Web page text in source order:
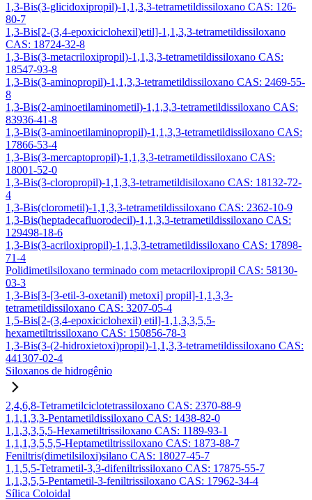
1,3-Bis(3-glicidoxipropil)-1,1,3,3-tetrametildissiloxano CAS: 126-
80-7
1,3-Bis[2-(3,4-epoxiciclohexil)etil]-1,1,3,3-tetrametildissiloxano
CAS: 18724-32-8
1,3-Bis(3-metacriloxipropil)-1,1,3,3-tetrametildissiloxano CAS:
18547-93-8
1,3-Bis(3-aminopropil)-1,1,3,3-tetrametildissiloxano CAS: 2469-55-
8
1,3-Bis(2-aminoetilaminometil)-1,1,3,3-tetrametildissiloxano CAS:
83936-41-8
1,3-Bis(3-aminoetilaminopropil)-1,1,3,3-tetrametildissiloxano CAS:
17866-53-4
1,3-Bis(3-mercaptopropil)-1,1,3,3-tetrametildissiloxano CAS:
18001-52-0
1,3-Bis(3-cloropropil)-1,1,3,3-tetrametildisiloxano CAS: 18132-72-
4
1,3-Bis(clorometil)-1,1,3,3-tetrametildissiloxano CAS: 2362-10-9
1,3-Bis(heptadecafluorodecil)-1,1,3,3-tetrametildissiloxano CAS:
129498-18-6
1,3-Bis(3-acriloxipropil)-1,1,3,3-tetrametildissiloxano CAS: 17898-
71-4
Polidimetilsiloxano terminado com metacriloxipropil CAS: 58130-
03-3
1,3-Bis[3-[3-etil-3-oxetanil) metoxi] propil]-1,1,3,3-
tetrametildissiloxano CAS: 3207-05-4
1,5-Bis[2-(3,4-epoxiciclohexil) etil]-1,1,3,3,5,5-
hexametiltrissiloxano CAS: 150856-78-3
1,3-Bis(3-(2-hidroxietoxi)propil)-1,1,3,3-tetrametildissiloxano CAS:
441307-02-4
Siloxanos de hidrogênio
2,4,6,8-Tetrametilciclotetrassiloxano CAS: 2370-88-9
1,1,1,3,3-Pentametildissiloxano CAS: 1438-82-0
1,1,3,3,5,5-Hexametiltrissiloxano CAS: 1189-93-1
1,1,1,3,5,5,5-Heptametiltrissiloxano CAS: 1873-88-7
Feniltris(dimetilsiloxi)silano CAS: 18027-45-7
1,1,5,5-Tetrametil-3,3-difeniltrissiloxano CAS: 17875-55-7
1,1,3,5,5-Pentametil-3-feniltrissiloxano CAS: 17962-34-4
Sílica Coloidal